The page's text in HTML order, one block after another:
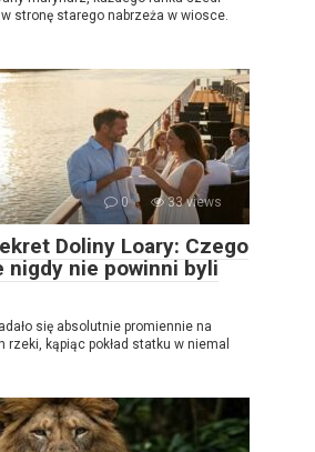
stronę starego nabrzeża w wiosce.
0 33 views
Doliny Loary: Czego
nigdy nie powinni byli
się absolutnie promiennie na
rzeki, kąpiąc pokład statku w niemal